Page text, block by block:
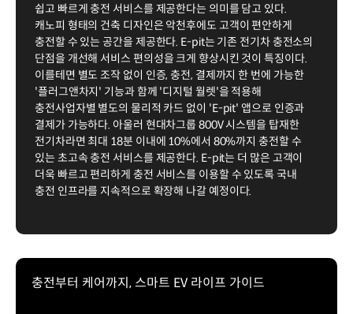
쉽고 빠르게 충전 서비스를 제공한다는 의미를 담고 있다.
캐노피 형태의 건축 디자인은 악천후에도 고객이 편안하게
충전할 수 있는 공간을 제공한다. E-pit는 기존 전기차 충전소의
단점을 개선해 서비스 편의성을 크게 향상시킨 것이 특징이다.
이를테면 별도 조작 없이 인증, 충전, 결제까지 한 번에 가능한
'플러그앤차지' 기능과 함께 '디지털 월렛'을 적용해
충전사업자별 별도의 물리적 카드 없이 'E-pit' 앱으로 인증과
결제가 가능하다. 아울러 현대차그룹 800V 시스템을 탑재한
전기차라면 최대 18분 이내에 10%에서 80%까지 충전할 수
있는 초고속 충전 서비스를 제공한다. E-pit는 더 많은 고객이
더욱 빠르고 편리하게 충전 서비스를 이용할 수 있도록 국내
충전 인프라를 지속적으로 확장해 나갈 예정이다.
충전부터 케어까지, 스마트 EV 라이프 가이드